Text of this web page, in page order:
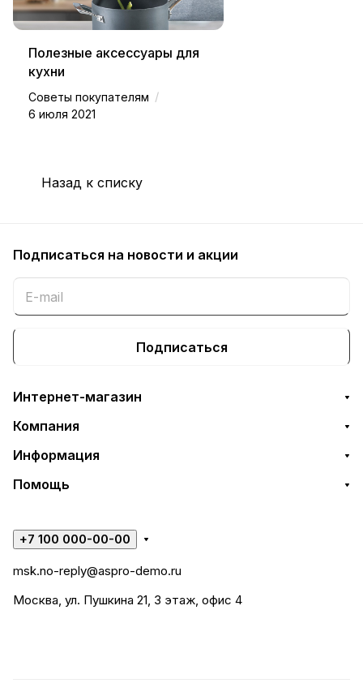
Полезные аксессуары для
кухни
Советы покупателям /
6 июля 2021
Назад к списку
Подписаться на новости и акции
Подписаться
Интернет-магазин
Компания
Информация
Помощь
+7 100 000-00-00
msk.no-reply@aspro-demo.ru
Москва, ул. Пушкина 21, 3 этаж, офис 4